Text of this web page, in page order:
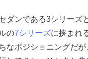
ダンである3シリーズ
の7シリーズに挟まれ
なポジショニングだが